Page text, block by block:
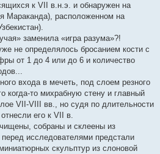
к VII в.н.э. и обнаружен на
Мараканда), расположенном на
заменила «игра разума»?!
не определялось бросанием кости с
от 1 до 4 или до 6 и количество
входа в мечеть, под слоем резного
когда-то михрабную стену и главный
VII-VIII вв., но судя по длительности
его к VII в.
собраны и склеены из
исследователями предстали
скульптур из слоновой